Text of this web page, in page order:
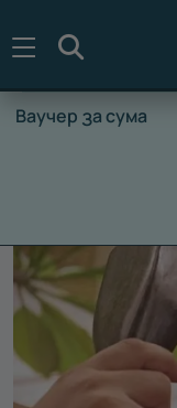
Ваучер за сума